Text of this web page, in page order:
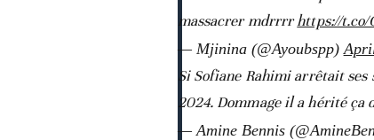
massacrer mdrrrrhttps://t.co/
— Mjinina (@Ayoubspp)
Si Sofiane Rahimi arrêtait
2024. Dommage il a hérité ça
— Amine Bennis